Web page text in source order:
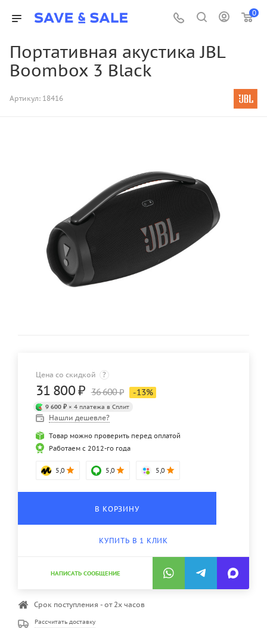
0
Портативная акустика JBL
Boombox 3 Black
Артикул: 18416
Цена со скидкой ?
31 800₽ 36 600₽ -13%
9 600 ₽ × 4 платежа в Сплит
Нашли дешевле?
Товар можно проверить перед оплатой
Работаем с 2012-го года
5,0 5,0 5,0
В КОРЗИНУ
КУПИТЬ В 1 КЛИК
НАПИСАТЬ СООБЩЕНИЕ
Срок поступления - от 2х часов
Рассчитать доставку